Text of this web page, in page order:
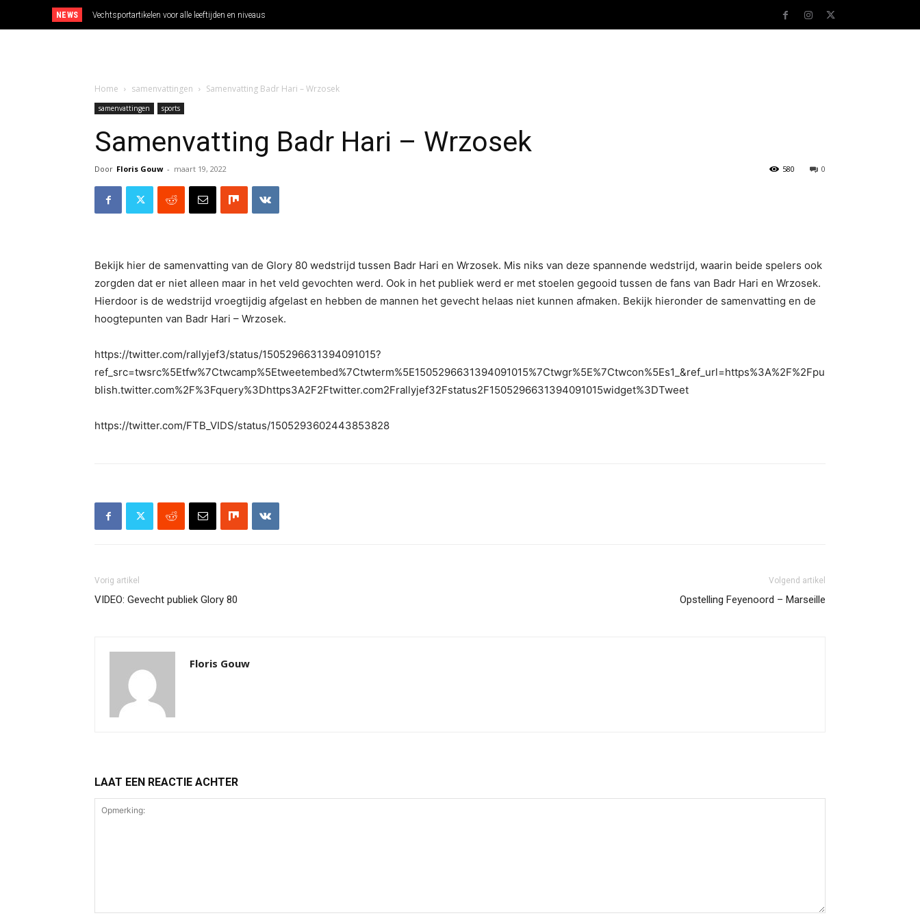
NEWS Vechtsportartikelen voor alle leeftijden en niveaus
Home samenvattingen Samenvatting Badr Hari – Wrzosek
samenvattingen sports
Samenvatting Badr Hari – Wrzosek
Door Floris Gouw - maart 19, 2022 0
580
Bekijk hier de samenvatting van de Glory 80 wedstrijd tussen Badr Hari en Wrzosek. Mis niks van deze spannende wedstrijd, waarin beide spelers ook
zorgden dat er niet alleen maar in het veld gevochten werd. Ook in het publiek werd er met stoelen gegooid tussen de fans van Badr Hari en Wrzosek.
Hierdoor is de wedstrijd vroegtijdig afgelast en hebben de mannen het gevecht helaas niet kunnen afmaken. Bekijk hieronder de samenvatting en de
hoogtepunten van Badr Hari – Wrzosek.
https://twitter.com/rallyjef3/status/1505296631394091015?
ref_src=twsrc%5Etfw%7Ctwcamp%5Etweetembed%7Ctwterm%5E1505296631394091015%7Ctwgr%5E%7Ctwcon%5Es1_&ref_url=https%3A%2F%2Fpu
blish.twitter.com%2F%3Fquery%3Dhttps3A2F2Ftwitter.com2Frallyjef32Fstatus2F1505296631394091015widget%3DTweet
https://twitter.com/FTB_VIDS/status/1505293602443853828
Vorig artikel
VIDEO: Gevecht publiek Glory 80
Volgend artikel
Opstelling Feyenoord – Marseille
Floris Gouw
LAAT EEN REACTIE ACHTER